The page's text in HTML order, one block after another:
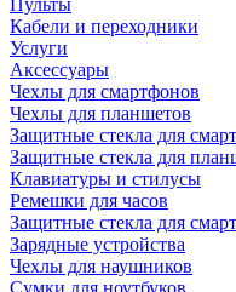
Пульты
Кабели и переходники
Услуги
Аксессуары
Чехлы для смартфонов
Чехлы для планшетов
Защитные стекла для
Защитные стекла для
Клавиатуры и стилусы
Ремешки для часов
Защитные стекла для
Зарядные устройства
Чехлы для наушников
Сумки для ноутбуков